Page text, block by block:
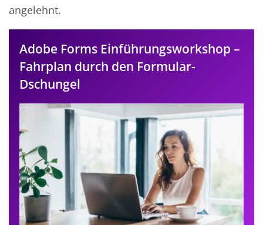
angelehnt.
Adobe Forms Einführungsworkshop –
Fahrplan durch den Formular-
Dschungel